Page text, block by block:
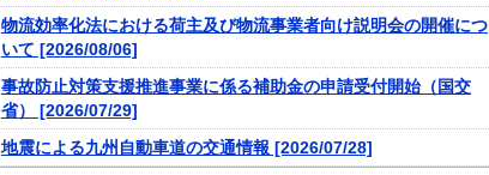
物流効率化法における荷主及び物流事業者向け説明会の開催につ
いて [2026/08/06]
事故防止対策支援推進事業に係る補助金の申請受付開始（国交
省） [2026/07/29]
地震による九州自動車道の交通情報 [2026/07/28]